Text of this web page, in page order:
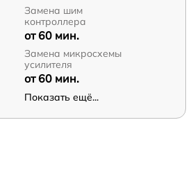
Замена шим
контроллера
от 60 мин.
Замена микросхемы
усилителя
от 60 мин.
Показать ещё...